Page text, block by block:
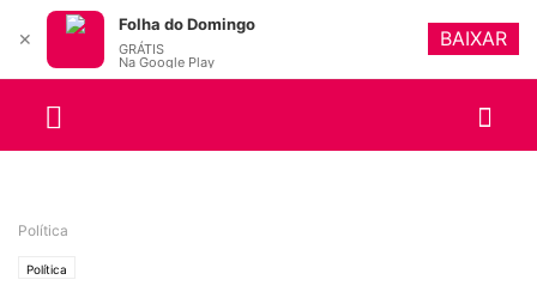
Política
Política
✕
Folha do Domingo
GRÁTIS
Na Google Play
BAIXAR